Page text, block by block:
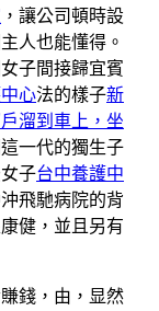
，讓公司頓時設
人也能懂得。
子間接歸宜賓
心法的樣子新
溜到車上，坐
一代的獨生子
子台中養護中
飛馳病院的背
健，並且另有
錢，由，显然